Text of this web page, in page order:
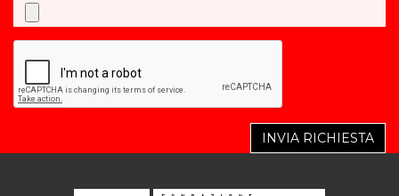
INVIA RICHIESTA